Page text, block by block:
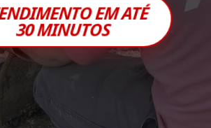
EM ATÉ
30 MINUTOS